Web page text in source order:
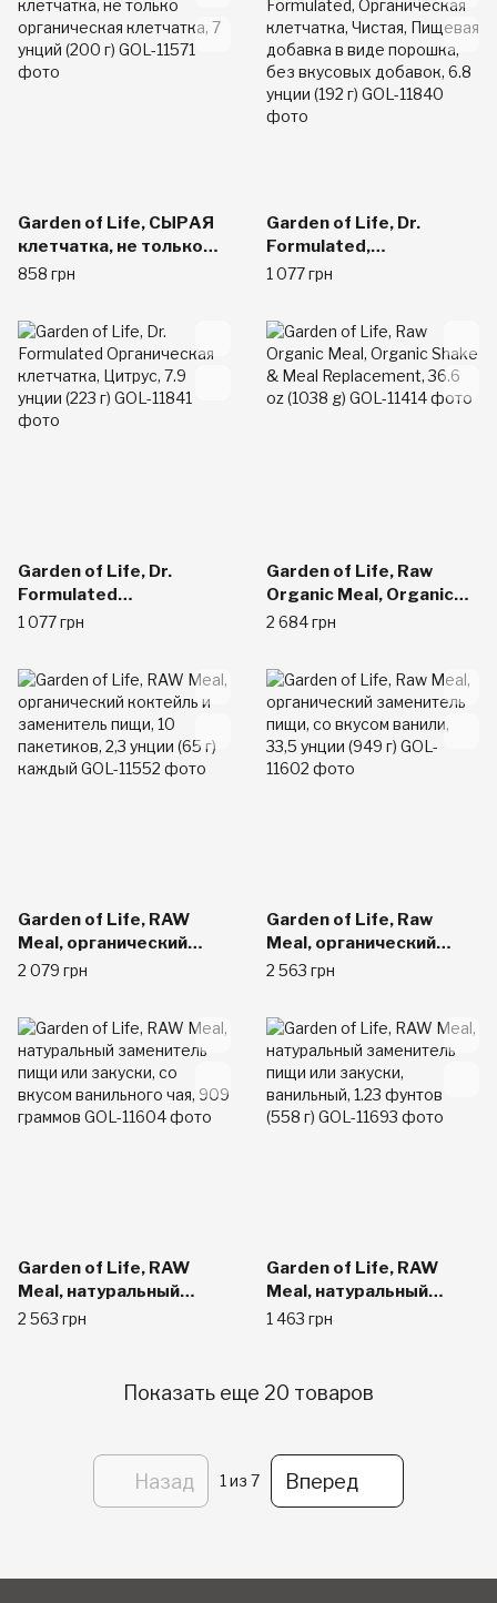
Garden of Life, СЫРАЯ
клетчатка, не только
органическая
г)
858 грн
Garden of Life, Dr.
Formulated,
Органическая
Пищевая добавка в
виде порошка, без
вкусовых добавок, 6.8
унции (192 г)
1 077 грн
Garden of Life, Dr.
Formulated
Органическая
унции (223 г)
1 077 грн
Garden of Life, Raw
Organic Meal, Organic
Shake & Meal
(1038 g)
2 684 грн
Garden of Life, RAW
Meal, органический
коктейль и заменитель
унции (65 г) каждый
2 079 грн
Garden of Life, Raw
Meal, органический
заменитель пищи, со
унции (949 г)
2 563 грн
Garden of Life, RAW
Meal, натуральный
заменитель пищи или
2 563 грн
Garden of Life, RAW
Meal, натуральный
заменитель пищи или
1 463 грн
Показать еще 20 товаров
Назад 1 из 7 Вперед